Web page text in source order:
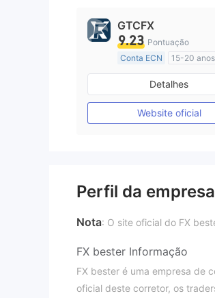
GTCFX
9.23 Pontuação
Conta ECN
15-20 anos
Reino Unido
Market Marketing (MM)
Etiqueta principal MT4
Detalhes
Website oficial
Perfil da empresa
Nota: O site oficial do FX
FX bester Informação
FX bester é uma empresa de
oficial deste corretor, os